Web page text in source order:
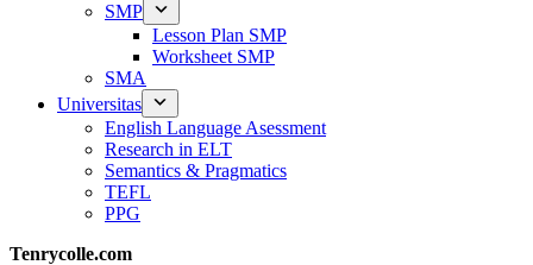
SMP
Lesson Plan SMP
Worksheet SMP
SMA
Universitas
English Language Asessment
Research in ELT
Semantics & Pragmatics
TEFL
PPG
Tenrycolle.com